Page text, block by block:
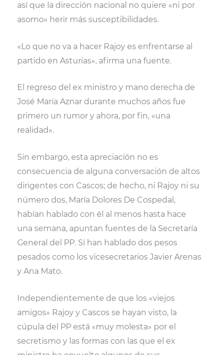
así que la dirección nacional no quiere «ni por
asomo» herir más susceptibilidades.
«Lo que no va a hacer Rajoy es enfrentarse al
partido en Asturias», afirma una fuente.
El regreso del ex ministro y mano derecha de
José María Aznar durante muchos años fue
primero un rumor y ahora, por fin, «una
realidad».
Sin embargo, esta apreciación no es
consecuencia de alguna conversación de altos
dirigentes con Cascos; de hecho, ni Rajoy ni su
número dos, María Dolores De Cospedal,
habían hablado con él al menos hasta hace
una semana, apuntan fuentes de la Secretaría
General del PP. Sí han hablado dos pesos
pesados como los vicesecretarios Javier Arenas
y Ana Mato.
Independientemente de que los «viejos
amigos» Rajoy y Cascos se hayan visto, la
cúpula del PP está «muy molesta» por el
secretismo y las formas con las que el ex